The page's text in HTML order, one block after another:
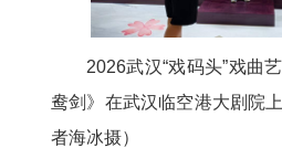
2026武汉“戏码头”戏曲
鸯剑》在武汉临空港大剧院
者海冰摄）